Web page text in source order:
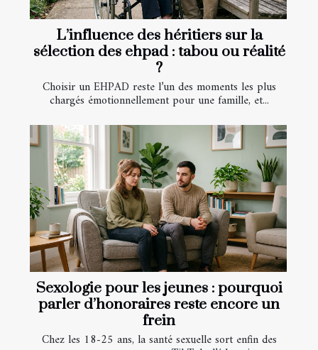
L’influence des héritiers sur la
sélection des ehpad : tabou ou réalité
?
Choisir un EHPAD reste l’un des moments les plus
chargés émotionnellement pour une famille, et...
Sexologie pour les jeunes : pourquoi
parler d’honoraires reste encore un
frein
Chez les 18-25 ans, la santé sexuelle sort enfin des